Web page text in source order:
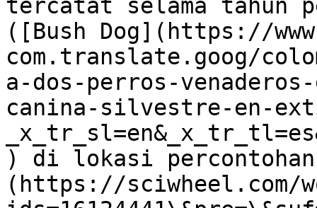
tercatat selama tahun
([Bush Dog](https://
com.translate.goog/
a-dos-perros-
canina-silvestre-en-
) di lokasi
(https://sciwheel.com/